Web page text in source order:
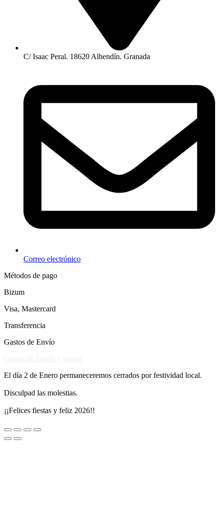
C/ Isaac Peral. 18620 Alhendín. Granada
Correo electrónico
Métodos de pago
Bizum
Visa, Mastercard
Transferencia
Gastos de Envío
El día 2 de Enero permaneceremos cerrados por festividad local.
Disculpad las molestias.
¡¡Felices fiestas y feliz 2026!!